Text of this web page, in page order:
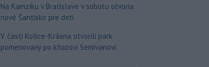
Na Kamzíku v Bratislave v sobotu otvoria
nové Šantisko pre deti
V časti Košice-Krásna otvorili park
pomenovaný po kňazovi Semivanovi